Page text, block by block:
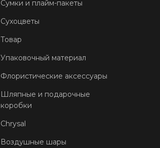
Сумки и плайм-пакеты
Сухоцветы
Товар
Упаковочный материал
Флористические аксессуары
Шляпные и подарочные
коробки
Chrysal
Воздушные шары